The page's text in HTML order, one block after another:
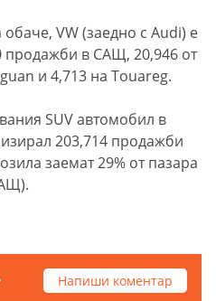
VW (заедно с Audi) е
продажби в САЩ, 20,946 от
и 4,713 на Touareg.
SUV автомобил в
203,714 продажби
заемат 29% от пазара
Напиши коментар